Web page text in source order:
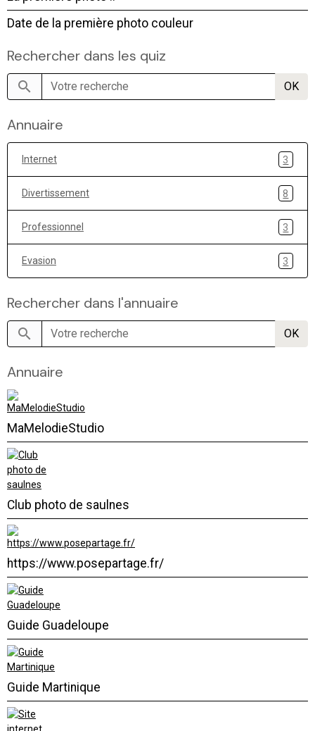
Date de la première photo couleur
Rechercher dans les quiz
OK
Annuaire
Internet 3
Divertissement 8
Professionnel 3
Evasion 3
Rechercher dans l'annuaire
OK
Annuaire
MaMelodieStudio
Club photo de saulnes
https://www.posepartage.fr/
Guide Guadeloupe
Guide Martinique